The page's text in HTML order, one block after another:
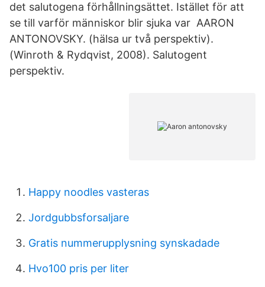
det salutogena förhållningsättet. Istället för att
se till varför människor blir sjuka var AARON
ANTONOVSKY. (hälsa ur två perspektiv).
(Winroth & Rydqvist, 2008). Salutogent
perspektiv.
Happy noodles vasteras
Jordgubbsforsaljare
Gratis nummerupplysning synskadade
Hvo100 pris per liter